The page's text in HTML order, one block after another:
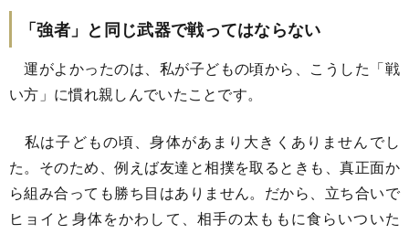
「強者」と同じ武器で戦ってはならない
運がよかったのは、私が子どもの頃から、こうした「戦
い方」に慣れ親しんでいたことです。
私は子どもの頃、身体があまり大きくありませんでし
た。そのため、例えば友達と相撲を取るときも、真正面か
ら組み合っても勝ち目はありません。だから、立ち合いで
ヒョイと身体をかわして、相手の太ももに食らいついた